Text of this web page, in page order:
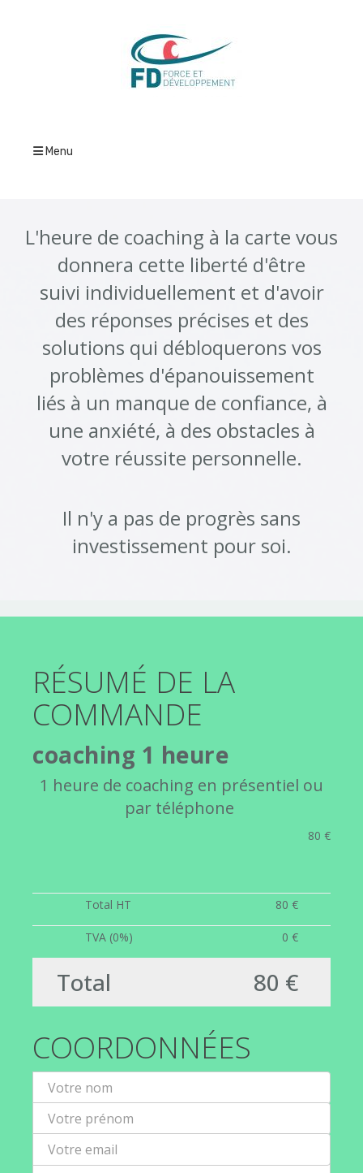
Menu
L'heure de coaching à la carte vous
donnera cette liberté d'être
suivi individuellement et d'avoir
des réponses précises et des
solutions qui débloquerons vos
problèmes d'épanouissement
liés à un manque de confiance, à
une anxiété, à des obstacles à
votre réussite personnelle.
Il n'y a pas de progrès sans
investissement pour soi.
RÉSUMÉ DE LA
COMMANDE
coaching 1 heure
1 heure de coaching en présentiel ou
par téléphone
80 €
Total HT 80 €
TVA (0%) 0 €
Total 80 €
COORDONNÉES